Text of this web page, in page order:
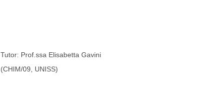
Tutor: Prof.ssa Elisabetta Gavini
(CHIM/09, UNISS)